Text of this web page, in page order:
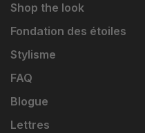
Shop the look
Fondation des étoiles
Stylisme
FAQ
Blogue
Lettres